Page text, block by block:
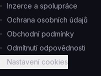
Inzerce a spolupráce
Ochrana osobních údajů
Obchodní podmínky
Odmítnutí odpovědnosti
Nastavení cookies